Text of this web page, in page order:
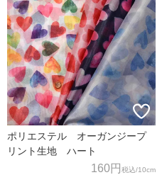
ポリエステル オーガンジープ
リント生地 ハート
160円 税込/10cm